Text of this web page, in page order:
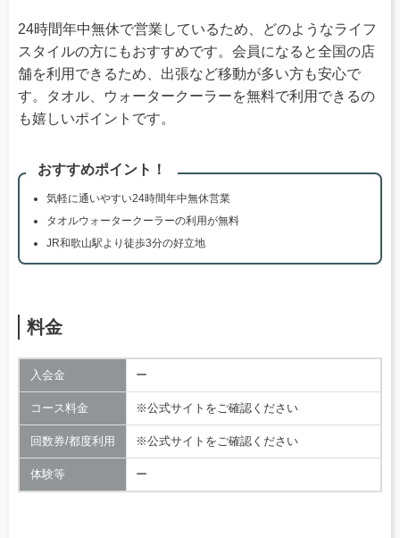
24時間年中無休で営業しているため、どのようなライフ
スタイルの方にもおすすめです。会員になると全国の店
舗を利用できるため、出張など移動が多い方も安心で
す。タオル、ウォータークーラーを無料で利用できるの
も嬉しいポイントです。
おすすめポイント！
気軽に通いやすい24時間年中無休営業
タオルウォータークーラーの利用が無料
JR和歌山駅より徒歩3分の好立地
料金
入会金 ー
コース料金 ※公式サイトをご確認ください
回数券/都度利用 ※公式サイトをご確認ください
体験等 ー